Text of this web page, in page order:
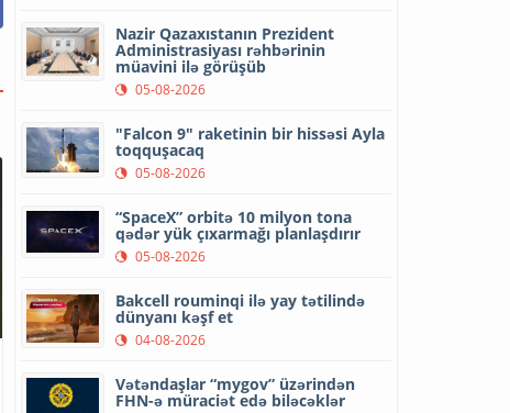
Nazir Qazaxıstanın Prezident
Administrasiyası rəhbərinin
müavini ilə görüşüb
05-08-2026
"Falcon 9" raketinin bir hissəsi Ayla
toqquşacaq
05-08-2026
“SpaceX” orbitə 10 milyon tona
qədər yük çıxarmağı planlaşdırır
05-08-2026
Bakcell rouminqi ilə yay tətilində
dünyanı kəşf et
04-08-2026
Vətəndaşlar “mygov” üzərindən
FHN-ə müraciət edə biləcəklər